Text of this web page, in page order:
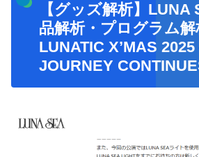
【グッズ解析】LUNA
品解析・プログラム解
LUNATIC X’MAS
JOURNEY